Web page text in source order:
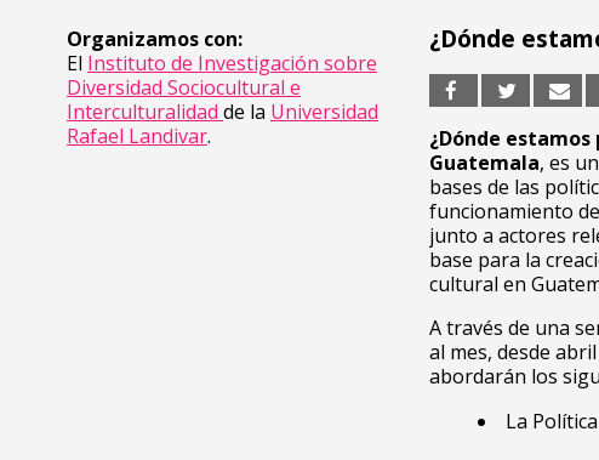
Organizamos con:
El Instituto de Investigación sobre
Diversidad Sociocultural e
Interculturalidad de la Universidad
Rafael Landivar.
¿Dónde
¿Dónde estamos
Guatemala, es
bases de las
funcionamiento
junto a actores
base para la
cultural en
A través de una
al mes, desde
abordarán los
La